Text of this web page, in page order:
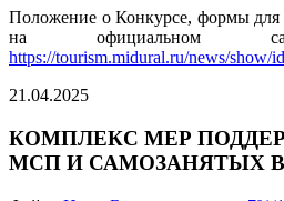
Положение о Конкурсе, формы для
на официальном
https://tourism.midural.ru/news/show/
21.04.2025
КОМПЛЕКС МЕР
МСП И САМОЗАНЯТЫХ